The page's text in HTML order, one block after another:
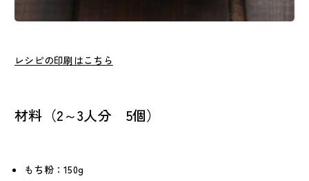
レシピの印刷はこちら
材料（2～3人分 5個）
もち粉：150g